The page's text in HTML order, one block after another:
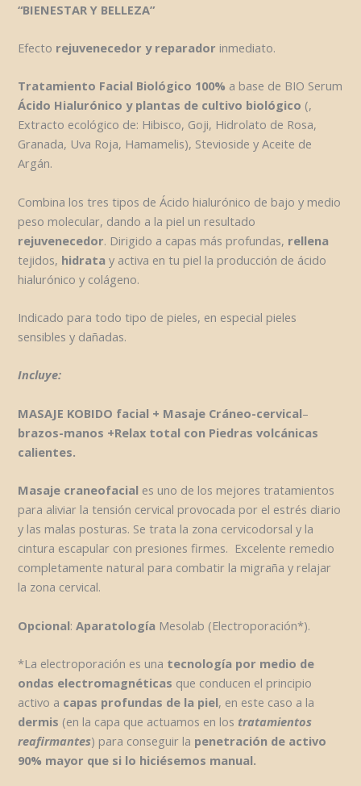
“BIENESTAR Y BELLEZA”
Efecto rejuvenecedor y reparador inmediato.
Tratamiento Facial Biológico 100% a base de BIO Serum
Ácido Hialurónico y plantas de cultivo biológico (,
Extracto ecológico de: Hibisco, Goji, Hidrolato de Rosa,
Granada, Uva Roja, Hamamelis), Stevioside y Aceite de
Argán.
Combina los tres tipos de Ácido hialurónico de bajo y medio
peso molecular, dando a la piel un resultado
rejuvenecedor. Dirigido a capas más profundas, rellena
tejidos, hidrata y activa en tu piel la producción de ácido
hialurónico y colágeno.
Indicado para todo tipo de pieles, en especial pieles
sensibles y dañadas.
Incluye:
MASAJE KOBIDO facial + Masaje Cráneo-cervical–
brazos-manos +Relax total con Piedras volcánicas
calientes.
Masaje craneofacial es uno de los mejores tratamientos
para aliviar la tensión cervical provocada por el estrés diario
y las malas posturas. Se trata la zona cervicodorsal y la
cintura escapular con presiones firmes. Excelente remedio
completamente natural para combatir la migraña y relajar
la zona cervical.
Opcional:Aparatología Mesolab (Electroporación*).
*La electroporación es una tecnología por medio de
ondas electromagnéticas que conducen el principio
activo a capas profundas de la piel, en este caso a la
dermis (en la capa que actuamos en los tratamientos
reafirmantes) para conseguir la penetración de activo
90% mayor que si lo hiciésemos manual.